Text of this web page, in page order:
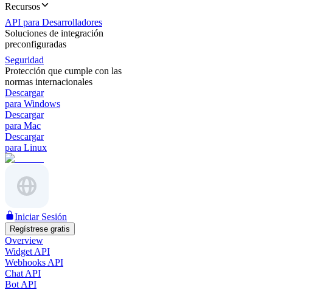
Recursos
API para Desarrolladores
Soluciones de integración
preconfiguradas
Seguridad
Protección que cumple con las
normas internacionales
Descargar
para Windows
Descargar
para Mac
Descargar
para Linux
Iniciar Sesión
Regístrese gratis
Overview
Widget API
Webhooks API
Chat API
Bot API